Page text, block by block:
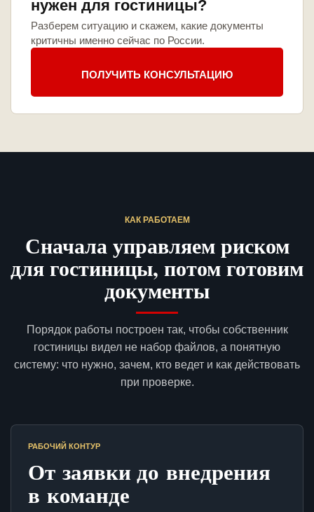
нужен для гостиницы?
Разберем ситуацию и скажем, какие документы
критичны именно сейчас по России.
ПОЛУЧИТЬ КОНСУЛЬТАЦИЮ
КАК РАБОТАЕМ
Сначала управляем риском
для гостиницы, потом готовим
документы
Порядок работы построен так, чтобы собственник
гостиницы видел не набор файлов, а понятную
систему: что нужно, зачем, кто ведет и как действовать
при проверке.
РАБОЧИЙ КОНТУР
От заявки до внедрения
в команде